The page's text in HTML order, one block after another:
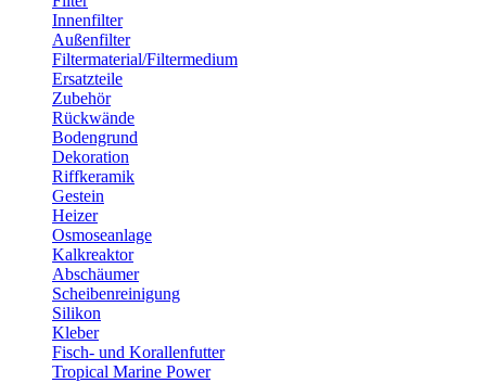
Innenfilter
Außenfilter
Filtermaterial/Filtermedium
Ersatzteile
Zubehör
Rückwände
Bodengrund
Dekoration
Riffkeramik
Gestein
Heizer
Osmoseanlage
Kalkreaktor
Abschäumer
Scheibenreinigung
Silikon
Kleber
Fisch- und Korallenfutter
Tropical Marine Power